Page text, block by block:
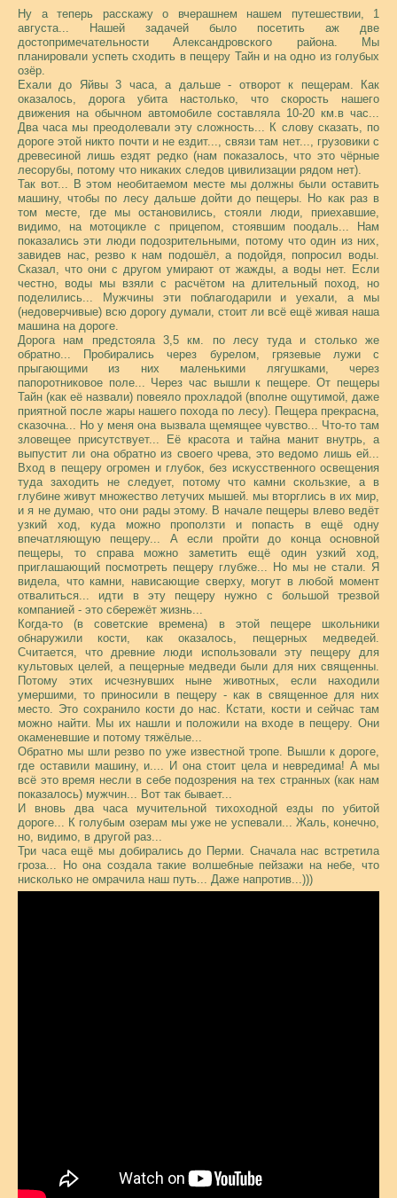
Ну а теперь расскажу о вчерашнем нашем путешествии, 1
августа... Нашей задачей было посетить аж две
достопримечательности Александровского района. Мы
планировали успеть сходить в пещеру Тайн и на одно из голубых
озёр.
Ехали до Яйвы 3 часа, а дальше - отворот к пещерам. Как
оказалось, дорога убита настолько, что скорость нашего
движения на обычном автомобиле составляла 10-20 км.в час...
Два часа мы преодолевали эту сложность... К слову сказать, по
дороге этой никто почти и не ездит..., связи там нет..., грузовики с
древесиной лишь ездят редко (нам показалось, что это чёрные
лесорубы, потому что никаких следов цивилизации рядом нет).
Так вот... В этом необитаемом месте мы должны были оставить
машину, чтобы по лесу дальше дойти до пещеры. Но как раз в
том месте, где мы остановились, стояли люди, приехавшие,
видимо, на мотоцикле с прицепом, стоявшим поодаль... Нам
показались эти люди подозрительными, потому что один из них,
завидев нас, резво к нам подошёл, а подойдя, попросил воды.
Сказал, что они с другом умирают от жажды, а воды нет. Если
честно, воды мы взяли с расчётом на длительный поход, но
поделились... Мужчины эти поблагодарили и уехали, а мы
(недоверчивые) всю дорогу думали, стоит ли всё ещё живая наша
машина на дороге.
Дорога нам предстояла 3,5 км. по лесу туда и столько же
обратно... Пробирались через бурелом, грязевые лужи с
прыгающими из них маленькими лягушками, через
папоротниковое поле... Через час вышли к пещере. От пещеры
Тайн (как её назвали) повеяло прохладой (вполне ощутимой, даже
приятной после жары нашего похода по лесу). Пещера прекрасна,
сказочна... Но у меня она вызвала щемящее чувство... Что-то там
зловещее присутствует... Её красота и тайна манит внутрь, а
выпустит ли она обратно из своего чрева, это ведомо лишь ей...
Вход в пещеру огромен и глубок, без искусственного освещения
туда заходить не следует, потому что камни скользкие, а в
глубине живут множество летучих мышей. мы вторглись в их мир,
и я не думаю, что они рады этому. В начале пещеры влево ведёт
узкий ход, куда можно проползти и попасть в ещё одну
впечатляющую пещеру... А если пройти до конца основной
пещеры, то справа можно заметить ещё один узкий ход,
приглашающий посмотреть пещеру глубже... Но мы не стали. Я
видела, что камни, нависающие сверху, могут в любой момент
отвалиться... идти в эту пещеру нужно с большой трезвой
компанией - это сбережёт жизнь...
Когда-то (в советские времена) в этой пещере школьники
обнаружили кости, как оказалось, пещерных медведей.
Считается, что древние люди использовали эту пещеру для
культовых целей, а пещерные медведи были для них священны.
Потому этих исчезнувших ныне животных, если находили
умершими, то приносили в пещеру - как в священное для них
место. Это сохранило кости до нас. Кстати, кости и сейчас там
можно найти. Мы их нашли и положили на входе в пещеру. Они
окаменевшие и потому тяжёлые...
Обратно мы шли резво по уже известной тропе. Вышли к дороге,
где оставили машину, и.... И она стоит цела и невредима! А мы
всё это время несли в себе подозрения на тех странных (как нам
показалось) мужчин... Вот так бывает...
И вновь два часа мучительной тихоходной езды по убитой
дороге... К голубым озерам мы уже не успевали... Жаль, конечно,
но, видимо, в другой раз...
Три часа ещё мы добирались до Перми. Сначала нас встретила
гроза... Но она создала такие волшебные пейзажи на небе, что
нисколько не омрачила наш путь... Даже напротив...)))